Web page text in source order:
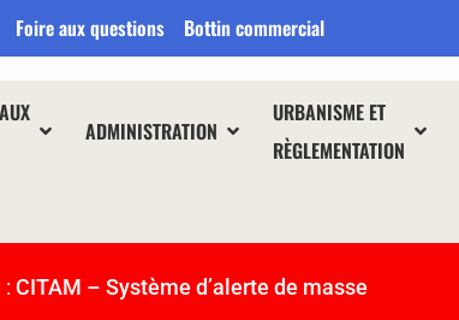
Foire aux questions Bottin commercial
ADMINISTRATION
URBANISME ET
RÈGLEMENTATION
CITAM – Système d’alerte de masse